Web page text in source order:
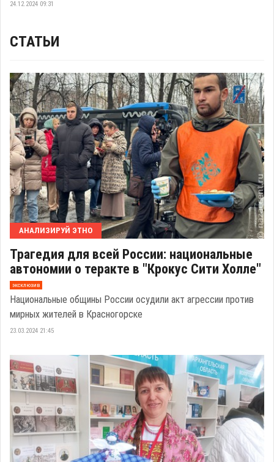
24.12.2024 09:31
СТАТЬИ
АНАЛИЗИРУЙ ЭТНО
Трагедия для всей России: национальные
автономии о теракте в "Крокус Сити Холле"
эксклюзив
Национальные общины России осудили акт агрессии против
мирных жителей в Красногорске
23.03.2024 21:45